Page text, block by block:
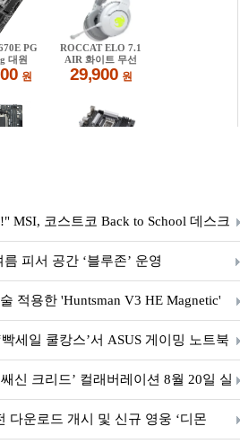
MSI, 코스트코 Back to School 데스크
피서 공간 ‘블루존’ 운영
적용한 'Huntsman V3 HE Magnetic'
세일 쿨캉스’서 ASUS 게이밍 노트북
쌔신 크리드’ 컬래버레이션 8월 20일 실
다운로드 개시 및 신규 영웅 ‘디몬